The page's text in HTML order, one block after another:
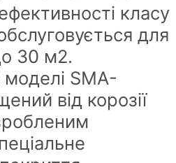
класу
для
30 м2.
SMA-
від корозії